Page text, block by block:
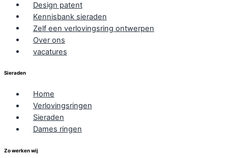
Design patent
Kennisbank sieraden
Zelf een verlovingsring ontwerpen
Over ons
vacatures
Sieraden
Home
Verlovingsringen
Sieraden
Dames ringen
Zo werken wij